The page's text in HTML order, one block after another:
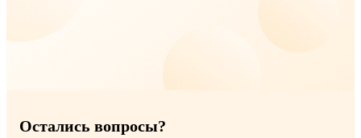
Остались вопросы?